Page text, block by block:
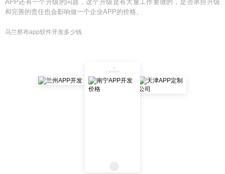
APP还有一个升级的问题，这个升级是有大量工作要做的，是否承担升级
和完善的责任也会影响做一个企业APP的价格。
乌兰察布app软件开发多少钱